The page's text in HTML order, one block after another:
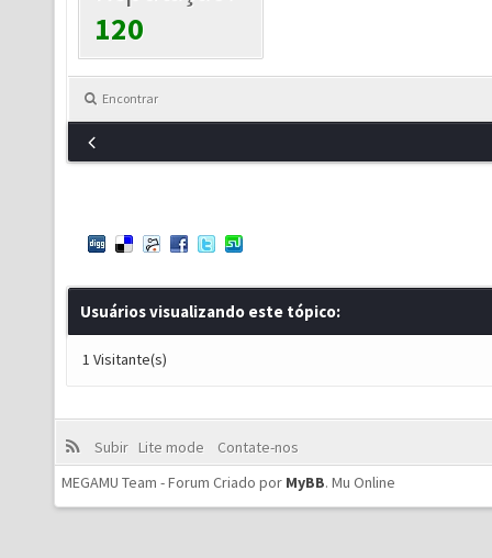
120
Encontrar
Usuários visualizando este tópico:
1 Visitante(s)
Subir Lite mode
Contate-nos
MEGAMU Team - Forum Criado por MyBB. Mu Online